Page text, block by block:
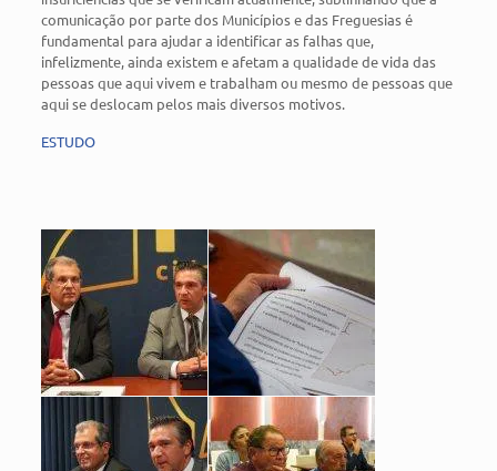
comunicação por parte dos Municípios e das Freguesias é
fundamental para ajudar a identificar as falhas que,
infelizmente, ainda existem e afetam a qualidade de vida das
pessoas que aqui vivem e trabalham ou mesmo de pessoas que
aqui se deslocam pelos mais diversos motivos.
ESTUDO